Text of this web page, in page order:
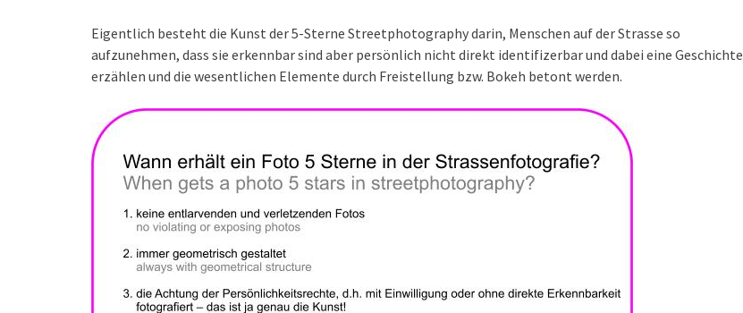
Eigentlich besteht die Kunst der 5-Sterne Streetphotography darin, Menschen auf der Strasse so
aufzunehmen, dass sie erkennbar sind aber persönlich nicht direkt identifizerbar und dabei eine Geschichte
erzählen und die wesentlichen Elemente durch Freistellung bzw. Bokeh betont werden.